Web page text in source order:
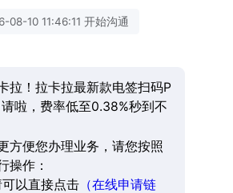
08-10 11:46:11 开始沟通
拉！拉卡拉最新款电签扫码P
啦，费率低至0.38%秒到不
方便您办理业务，请您按照
操作：
以直接点击（在线申请链